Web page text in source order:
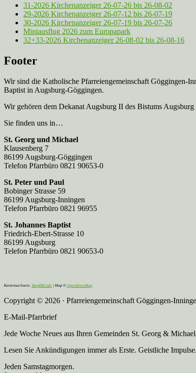
31-2026 Kirchenanzeiger 26-07-26 bis 26-08-02
29-2026 Kirchenanzeiger 26-07-12 bis 26-07-19
30-2026 Kirchenanzeiger 26-07-19 bis 26-07-26
Miniausflug 2026 zum Europapark
32+33-2026 Kirchenanzeiger 26-08-02 bis 26-08-16
Footer
Wir sind die Katholische Pfarreien­gemeinschaft Göggingen-
Baptist in Augsburg-Göggingen.
Wir gehören dem Dekanat Augsburg II des Bistums
Sie finden uns in…
St. Georg und Michael
Klausenberg 7
86199 Augsburg-Göggingen
Telefon Pfarrbüro 0821 90653-0
St. Peter und Paul
Bobinger Strasse 59
86199 Augsburg-Inningen
Telefon Pfarrbüro 0821 96955
St. Johannes Baptist
Friedrich-Ebert-Strasse 10
86199 Augsburg
Telefon Pfarrbüro 0821 90653-0
Kartennachweis: MapBBCode | Map © OpenStreetMap
Copyright © 2026 · Pfarreiengemeinschaft Göggingen-
E-Mail-Pfarrbrief
Jede Woche Neues aus Ihren Gemeinden St. Georg &
Lesen Sie Ankündigungen immer als Erste. Geistliche
Jeden Samstagmorgen.